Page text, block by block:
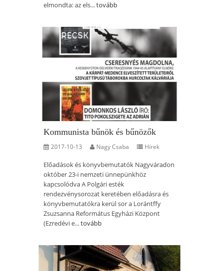
elmondta: az els...tovább
Kommunista bűnök és bűnözők
2017-10-13 Nagy Csaba Hírek
Előadások és könyvbemutatók Nagyváradon
október 23-i nemzeti ünnepünkhöz
kapcsolódva A Polgári esték
rendezvénysorozat keretében előadásra és
könyvbemutatókra kerül sor a Lorántffy
Zsuzsanna Református Egyházi Központ
(Ezredévi e...tovább